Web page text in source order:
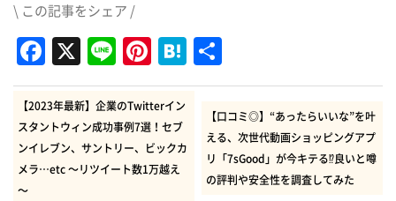
\ この記事をシェア /
Facebook
X LinePinterest
Hatena
有
【2023年最新】企業のTwitterイン
スタントウィン成功事例7選！セブ
ンイレブン、サントリー、ビックカ
メラ…etc ～リツイート数1万越え
～
【口コミ◎】“あったらいいな”を叶
える、次世代動画ショッピングアプ
リ「7sGood」が今キテる⁉良いと噂
の評判や安全性を調査してみた